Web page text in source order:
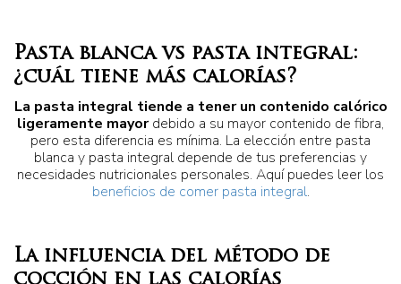
Pasta blanca vs pasta integral:
¿cuál tiene más calorías?
La pasta integral tiende a tener un contenido calórico
ligeramente mayordebido a su mayor contenido de fibra,
pero esta diferencia es mínima. La elección entre pasta
blanca y pasta integral depende de tus preferencias y
necesidades nutricionales personales. Aquí puedes leer los
beneficios de comer pasta integral.
La influencia del método de
cocción en las calorías